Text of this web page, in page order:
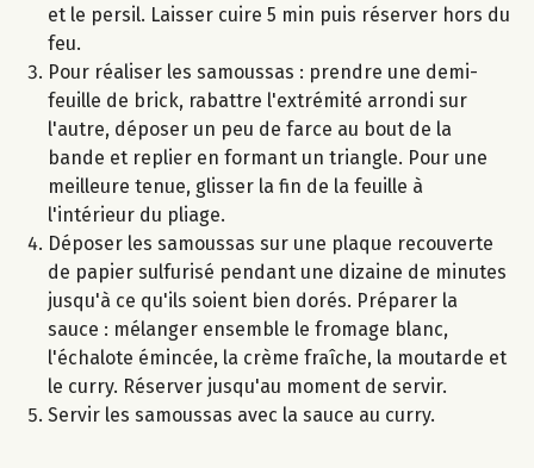
et le persil. Laisser cuire 5 min puis réserver hors du
feu.
Pour réaliser les samoussas : prendre une demi-
feuille de brick, rabattre l'extrémité arrondi sur
l'autre, déposer un peu de farce au bout de la
bande et replier en formant un triangle. Pour une
meilleure tenue, glisser la fin de la feuille à
l'intérieur du pliage.
Déposer les samoussas sur une plaque recouverte
de papier sulfurisé pendant une dizaine de minutes
jusqu'à ce qu'ils soient bien dorés. Préparer la
sauce : mélanger ensemble le fromage blanc,
l'échalote émincée, la crème fraîche, la moutarde et
le curry. Réserver jusqu'au moment de servir.
Servir les samoussas avec la sauce au curry.